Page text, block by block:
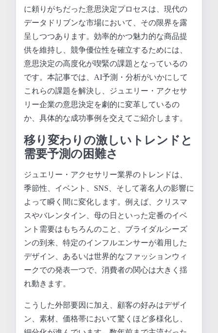
に頼りがちだった意思決定プロセスは、現代の
データドリブンな市場において、その限界を露
呈しつつあります。効率的かつ魅力的な商品提
供を維持し、競争優位性を確立するためには、
意思決定の高度化が喫緊の課題となっているの
です。本記事では、AI予測・分析がいかにして
これらの課題を解決し、ジュエリー・アクセサ
リー企業の意思決定を劇的に変革しているの
か、具体的な成功事例を交えてご紹介します。
移り変わりの激しいトレンドと
需要予測の困難さ
ジュエリー・アクセサリー業界のトレンドは、
季節性、イベント、SNS、そして著名人の影響に
よって瞬く間に変化します。例えば、クリスマ
スやバレンタイン、母の日といった定番のイベ
ント需要はもちろんのこと、ブライダルシーズ
ンの到来、特定のインフルエンサーが着用した
デザイン、あるいは世界的なファッションウィ
ークでの発表一つで、消費者の関心は大きく揺
れ動きます。
こうした外部要因に加え、顧客の好みはデザイ
ン、素材、価格帯において驚くほど多様化し、